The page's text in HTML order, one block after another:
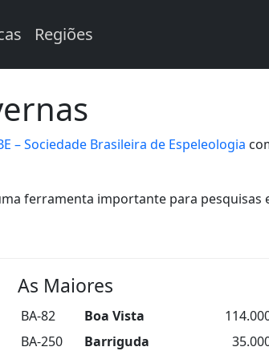
Regiões
– Sociedade Brasileira de Espeleologia
ferramenta importante para